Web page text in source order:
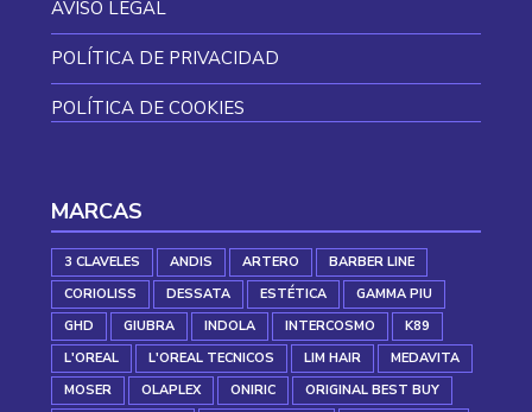
AVISO LEGAL
POLÍTICA DE PRIVACIDAD
POLÍTICA DE COOKIES
MARCAS
3 CLAVELES ANDIS ARTERO
BARBER LINE
CORIOLISS
DESSATA ESTÉTICA
GAMMA PIU
GHD
GIUBRA INDOLA INTERCOSMO
K89
L'OREAL
L'OREAL TECNICOS LIM HAIR
MEDAVITA
MOSER
OLAPLEX ONIRIC
ORIGINAL BEST BUY